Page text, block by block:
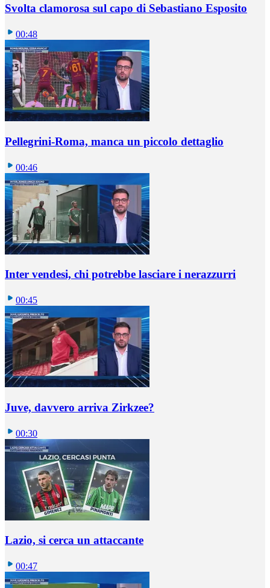
Svolta clamorosa sul capo di Sebastiano Esposito
00:48
Pellegrini-Roma, manca un piccolo dettaglio
00:46
Inter vendesi, chi potrebbe lasciare i nerazzurri
00:45
Juve, davvero arriva Zirkzee?
00:30
Lazio, si cerca un attaccante
00:47